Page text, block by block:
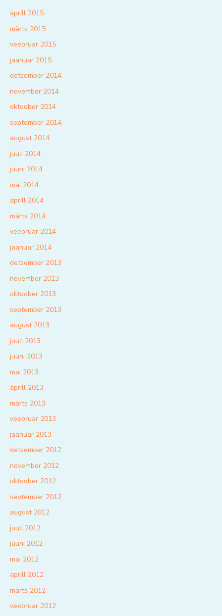
aprill 2015
märts 2015
veebruar 2015
jaanuar 2015
detsember 2014
november 2014
oktoober 2014
september 2014
august 2014
juuli 2014
juuni 2014
mai 2014
aprill 2014
märts 2014
veebruar 2014
jaanuar 2014
detsember 2013
november 2013
oktoober 2013
september 2013
august 2013
juuli 2013
juuni 2013
mai 2013
aprill 2013
märts 2013
veebruar 2013
jaanuar 2013
detsember 2012
november 2012
oktoober 2012
september 2012
august 2012
juuli 2012
juuni 2012
mai 2012
aprill 2012
märts 2012
veebruar 2012